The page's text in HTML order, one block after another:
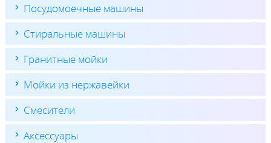
Посудомоечные машины
Стиральные машины
Гранитные мойки
Мойки из нержавейки
Смесители
Аксессуары